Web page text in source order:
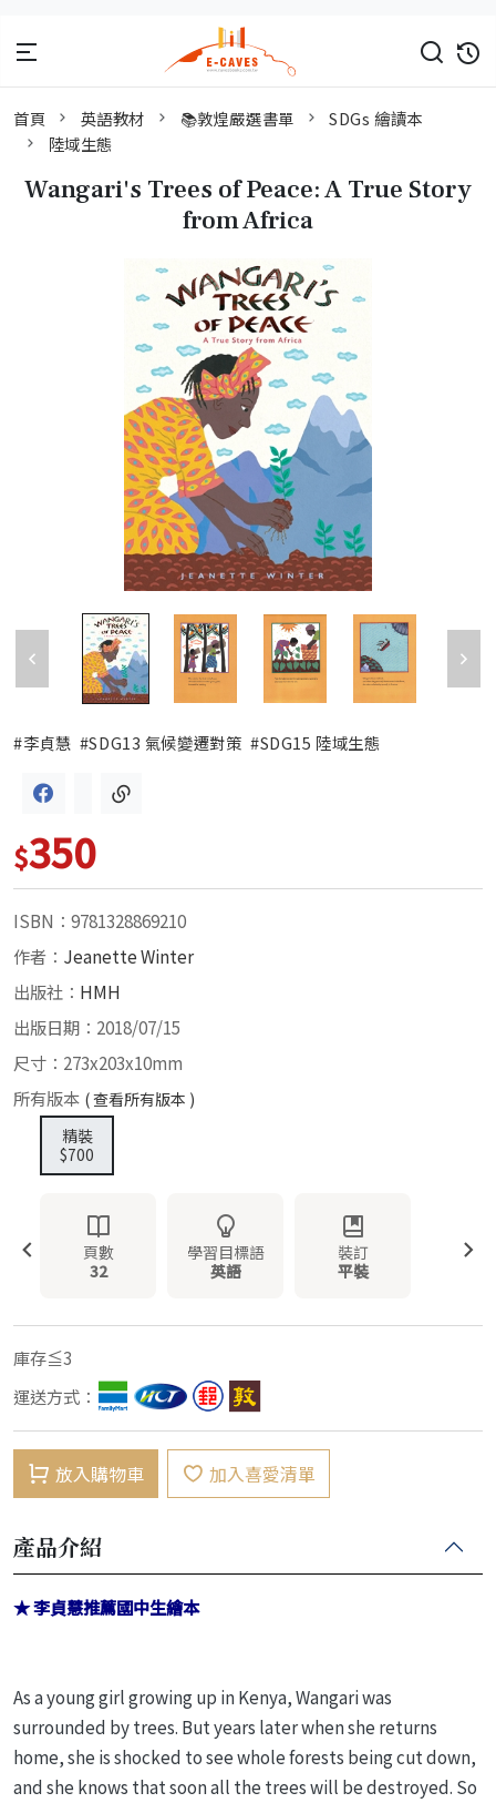
首頁 英語教材 📚敦煌嚴選書單
SDGs 繪讀本
陸域生態
Wangari's Trees of Peace: A True Story
from Africa
#李貞慧 #SDG13 氣候變遷對策 #SDG15 陸域生態
$350
ISBN：9781328869210
作者： Jeanette Winter
出版社： HMH
出版日期：2018/07/15
尺寸：273x203x10mm
所有版本 ( 查看所有版本 )
精裝
$700
頁數
32
學習目標語
英語
裝訂
平裝
庫存≦3
運送方式：
放入購物車 加入喜愛清單
產品介紹
★ 李貞慧推薦國中生繪本
As a young girl growing up in Kenya, Wangari was
surrounded by trees. But years later when she returns
home, she is shocked to see whole forests being cut down,
and she knows that soon all the trees will be destroyed. So